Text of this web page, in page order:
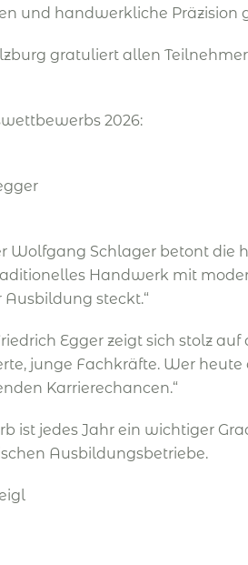
und handwerkliche Präzision
gratuliert allen
2026:
Wolfgang Schlager betont die
Handwerk mit
steckt.“
Egger zeigt sich stolz
junge Fachkräfte. Wer
Karrierechancen.“
ist jedes Jahr ein wichtiger
Ausbildungsbetriebe.